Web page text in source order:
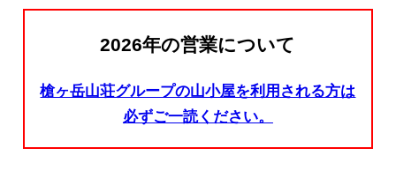
2026年の営業について
槍ヶ岳山荘グループの山小屋を利用される方は
必ずご一読ください。